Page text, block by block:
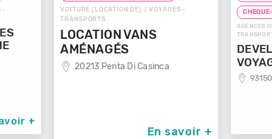
-
+
VOITURE (LOCATION DE) / VOYAGES -
TRANSPORTS
LOCATION VANS
AMÉNAGÉS
20213 Penta Di Casinca
En savoir +
AGENCES